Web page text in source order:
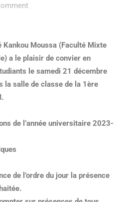
Kankou Moussa (Faculté Mixte
a le plaisir de convier en
le samedi 21 décembre
la salle de classe de la 1ère
de l’année universitaire 2023-
de l’ordre du jour la présence